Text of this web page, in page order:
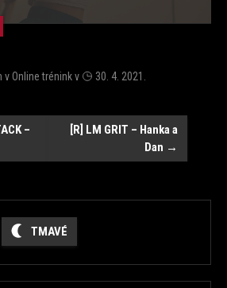
vOnline tréninkv 30. 4. 2021
–
[R] LM GRIT – Hanka a
Dan →
TMAVÉ